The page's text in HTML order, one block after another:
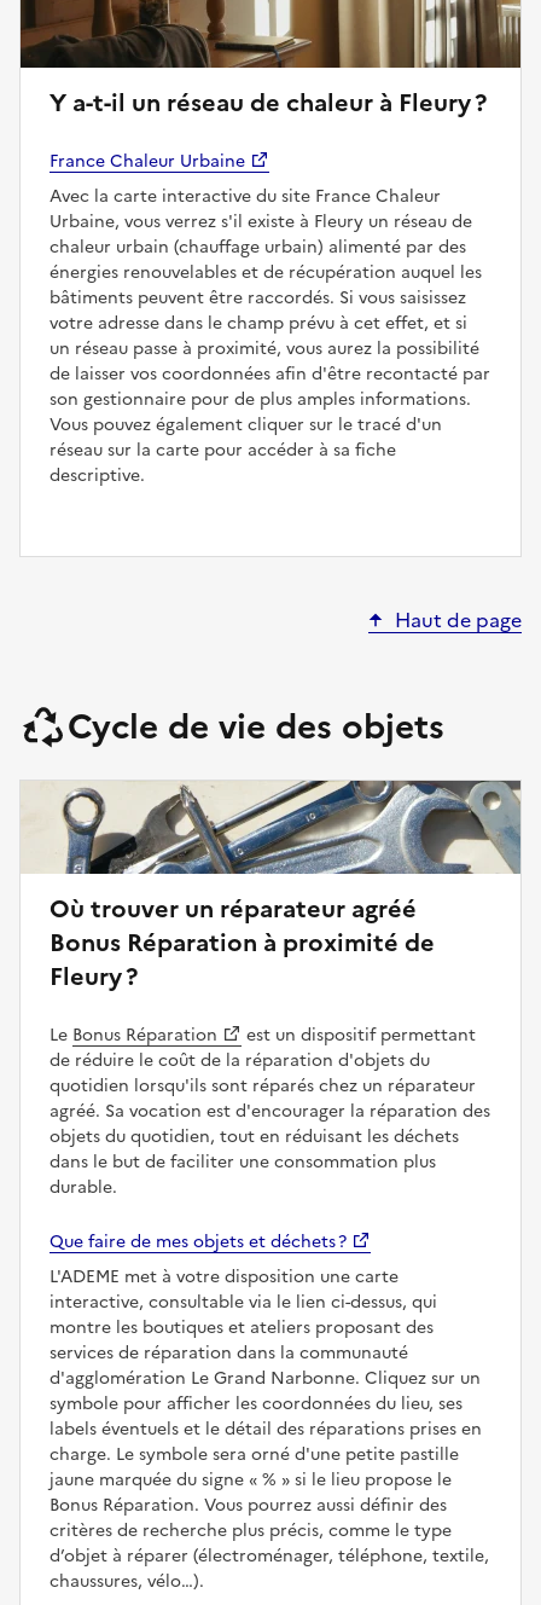
Y a-t-il un réseau de chaleur à Fleury ?
France Chaleur Urbaine
Avec la carte interactive du site France Chaleur
Urbaine, vous verrez s'il existe à Fleury un réseau de
chaleur urbain (chauffage urbain) alimenté par des
énergies renouvelables et de récupération auquel les
bâtiments peuvent être raccordés. Si vous saisissez
votre adresse dans le champ prévu à cet effet, et si
un réseau passe à proximité, vous aurez la possibilité
de laisser vos coordonnées afin d'être recontacté par
son gestionnaire pour de plus amples informations.
Vous pouvez également cliquer sur le tracé d'un
réseau sur la carte pour accéder à sa fiche
descriptive.
Haut de page
Cycle de vie des objets
Où trouver un réparateur agréé
Bonus Réparation à proximité de
Fleury ?
Le Bonus Réparation
est un dispositif permettant
de réduire le coût de la réparation d'objets du
quotidien lorsqu'ils sont réparés chez un réparateur
agréé. Sa vocation est d'encourager la réparation des
objets du quotidien, tout en réduisant les déchets
dans le but de faciliter une consommation plus
durable.
Que faire de mes objets et déchets ?
L'ADEME met à votre disposition une carte
interactive, consultable via le lien ci-dessus, qui
montre les boutiques et ateliers proposant des
services de réparation dans la communauté
d'agglomération Le Grand Narbonne. Cliquez sur un
symbole pour afficher les coordonnées du lieu, ses
labels éventuels et le détail des réparations prises en
charge. Le symbole sera orné d'une petite pastille
jaune marquée du signe
%
si le lieu propose le
Bonus Réparation. Vous pourrez aussi définir des
critères de recherche plus précis, comme le type
d’objet à réparer (électroménager, téléphone, textile,
chaussures, vélo…).